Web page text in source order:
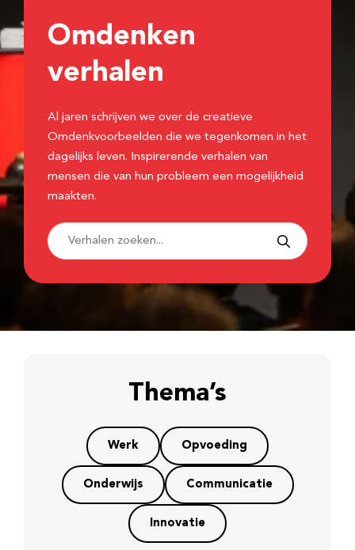
Omdenken
verhalen
Al jaren schrijven we over de creatieve
Omdenkvoorbeelden die we tegenkomen in het
dagelijks leven. Inspirerende verhalen van
mensen die van hun probleem een mogelijkheid
maakten.
Thema’s
Werk Opvoeding
Onderwijs Communicatie
Innovatie